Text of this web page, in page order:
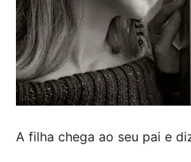
A filha chega ao seu pai e